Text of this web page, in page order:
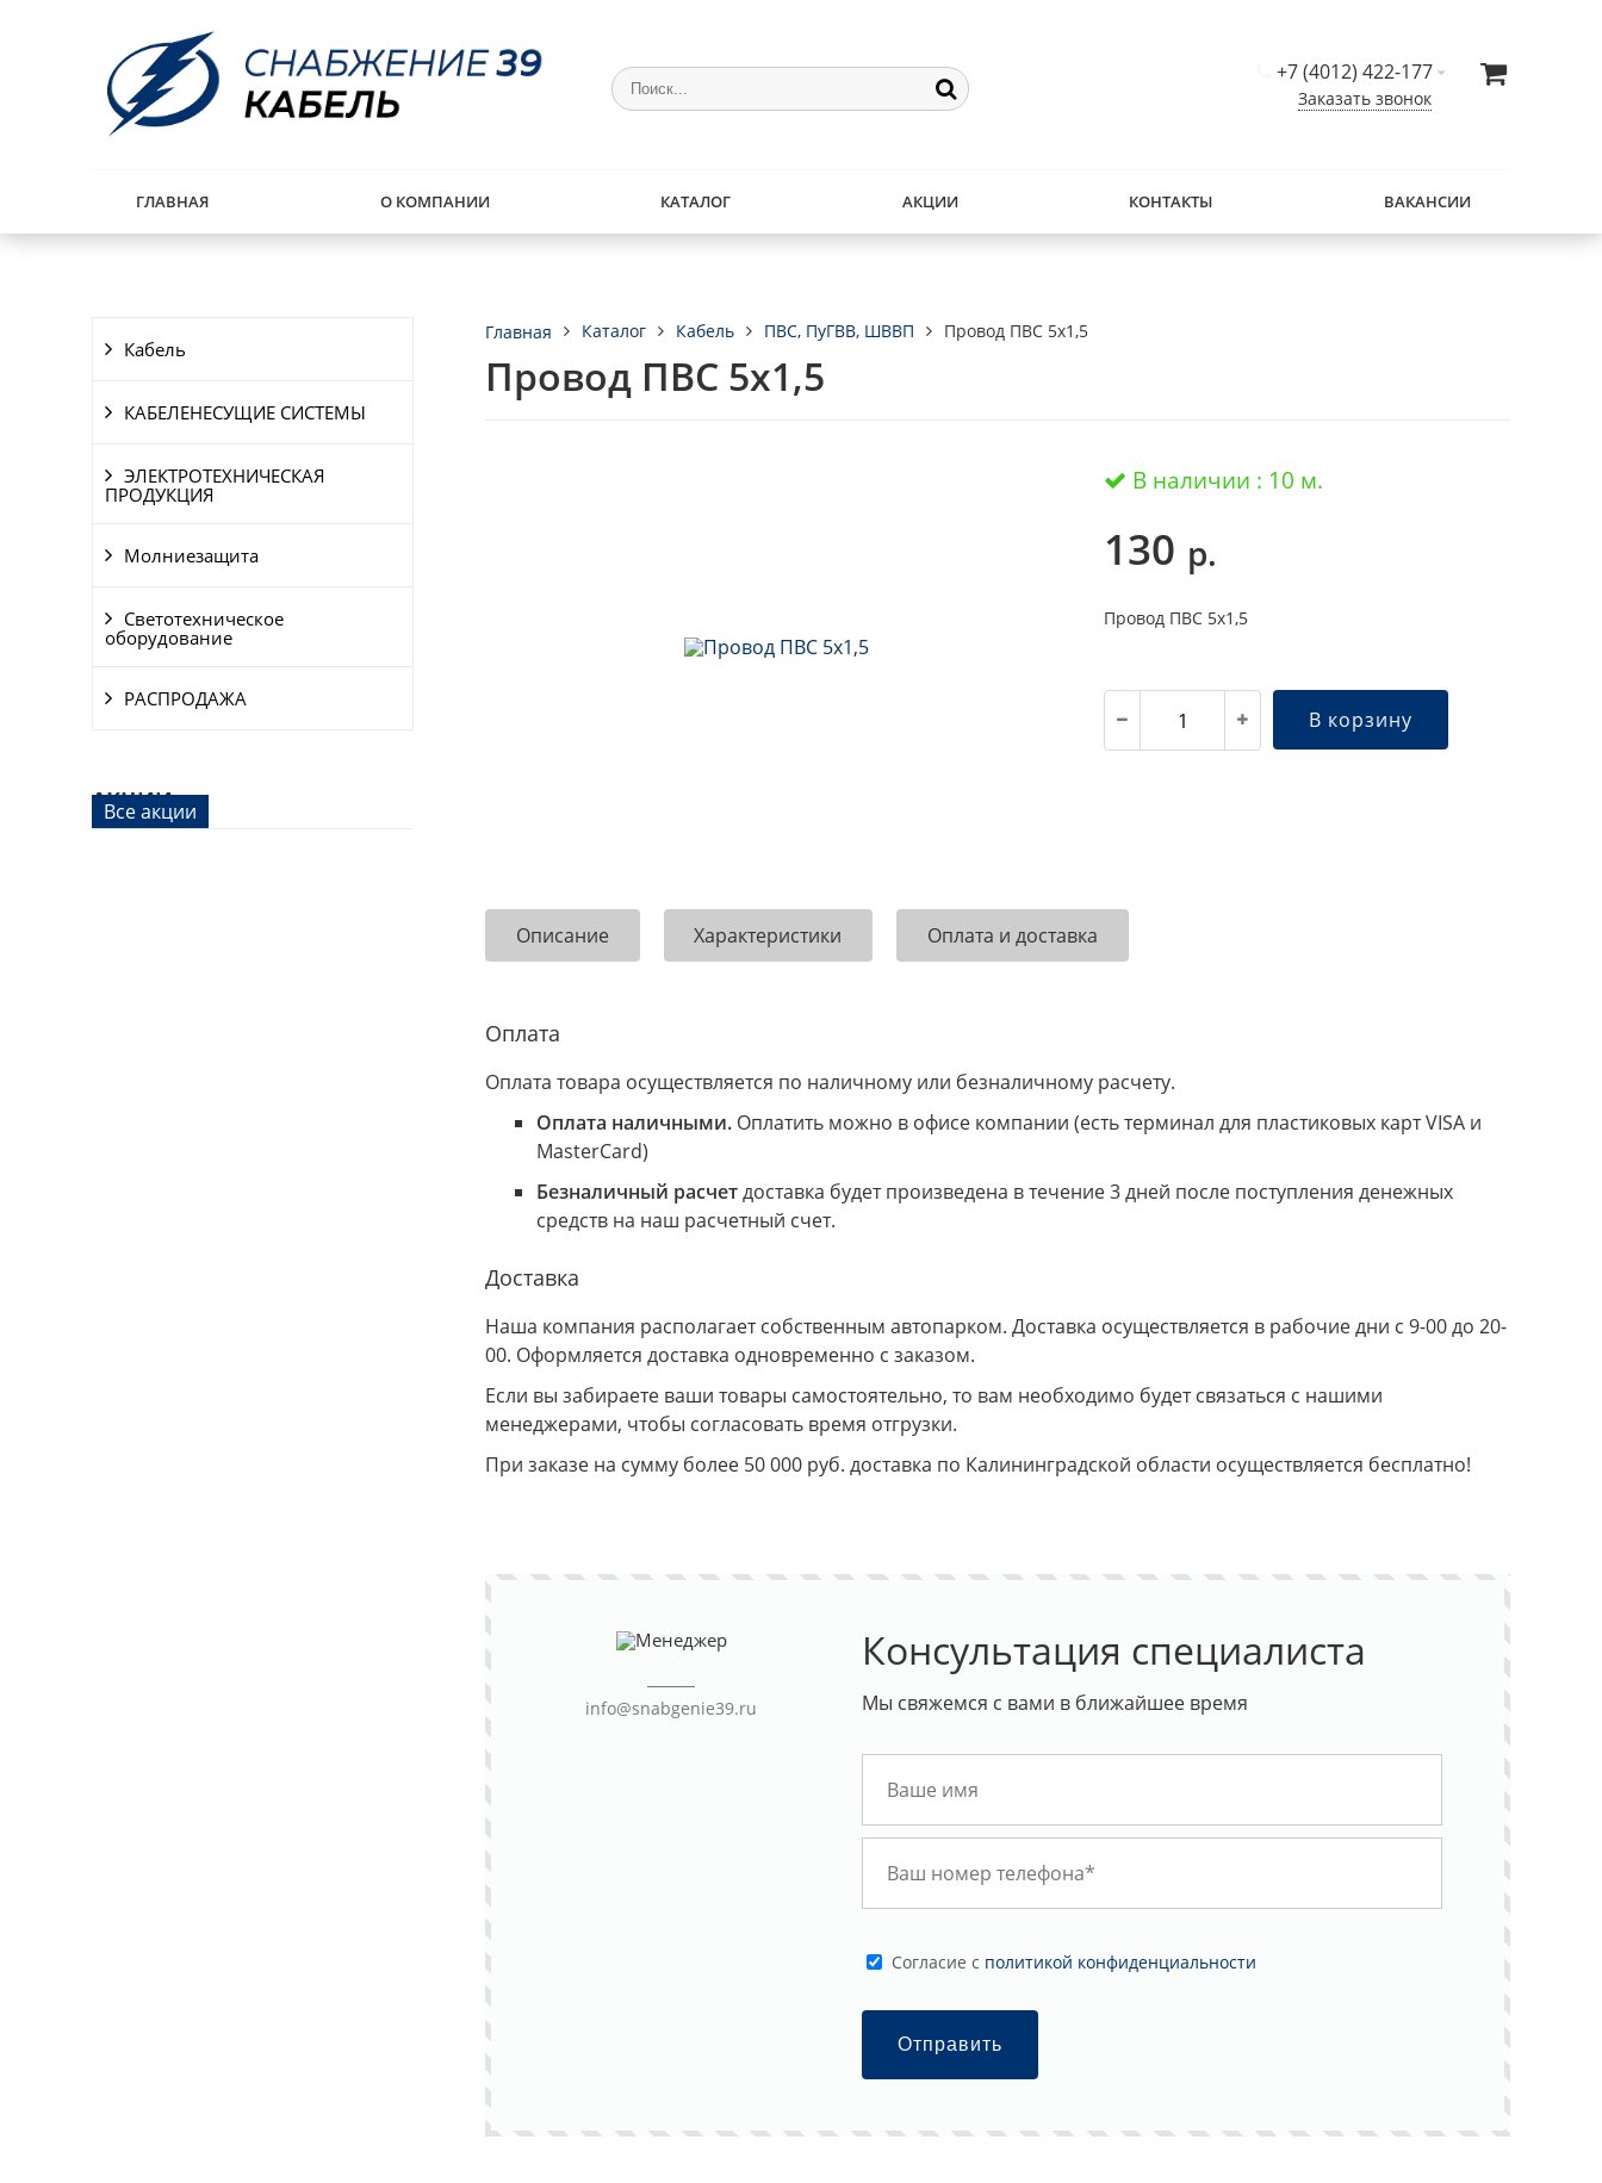
+7 (4012) 422-177
Заказать звонок
ГЛАВНАЯ О КОМПАНИИ КАТАЛОГ АКЦИИ КОНТАКТЫ ВАКАНСИИ
Кабель
КАБЕЛЕНЕСУЩИЕ СИСТЕМЫ
ЭЛЕКТРОТЕХНИЧЕСКАЯ
ПРОДУКЦИЯ
Молниезащита
Светотехническое
оборудование
РАСПРОДАЖА
АКЦИИ
Все акции
Главная Каталог Кабель ПВС, ПуГВВ, ШВВП Провод ПВС 5х1,5
Провод ПВС 5х1,5
В наличии : 10 м.
130 р.
Провод ПВС 5х1,5
В корзину
Описание Характеристики Оплата и доставка
Оплата
Оплата товара осуществляется по наличному или безналичному расчету.
Оплата наличными. Оплатить можно в офисе компании (есть терминал для пластиковых карт VISA и
MasterCard)
Безналичный расчетдоставка будет произведена в течение 3 дней после поступления денежных
средств на наш расчетный счет.
Доставка
Наша компания располагает собственным автопарком. Доставка осуществляется в рабочие дни с 9-00 до 20-
00. Оформляется доставка одновременно с заказом.
Если вы забираете ваши товары самостоятельно, то вам необходимо будет связаться с нашими
менеджерами, чтобы согласовать время отгрузки.
При заказе на сумму более 50 000 руб. доставка по Калининградской области осуществляется бесплатно!
info@snabgenie39.ru
Консультация специалиста
Мы свяжемся с вами в ближайшее время
Cогласие с политикой конфиденциальности
Отправить